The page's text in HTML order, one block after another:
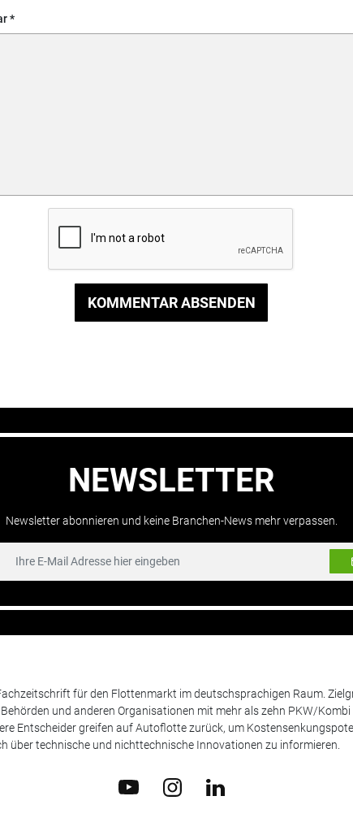
KOMMENTAR ABSENDEN
NEWSLETTER
Newsletter abonnieren und keine Branchen-News mehr verpassen.
für den Flottenmarkt im deutschsprachigen Raum.
und anderen Organisationen mit mehr als zehn PKW/
Entscheider greifen auf Autoflotte zurück, um
über technische und nichttechnische Innovationen zu informieren.